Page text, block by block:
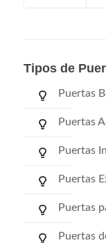
Tipos de
Puertas
Puertas
Puertas
Puertas
Puertas
Puertas